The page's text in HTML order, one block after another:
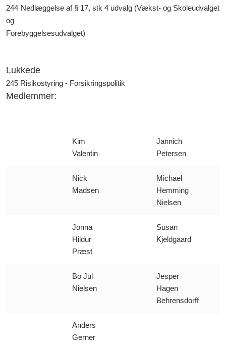
244 Nedlæggelse af § 17, stk 4 udvalg (Vækst- og Skoleudvalget
og
Forebyggelsesudvalget)
Lukkede
245 Risikostyring - Forsikringspolitik
Medlemmer:
Kim
Valentin
Jannich
Petersen
Nick
Madsen
Michael
Hemming
Nielsen
Jonna
Hildur
Præst
Susan
Kjeldgaard
Bo Jul
Nielsen
Jesper
Hagen
Behrensdorff
Anders
Gerner